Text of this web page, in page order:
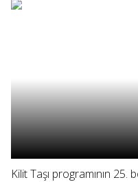
Kilit Taşı programının